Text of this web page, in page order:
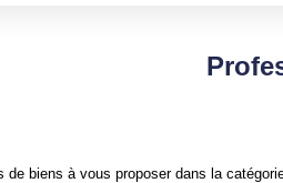
de biens à vous proposer dans la